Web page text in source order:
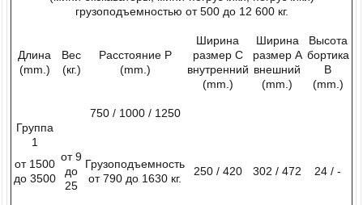
грузоподъемностью от 500 до 12 600 кг.
Длина
(mm.)
Вес
(кг.)
Расстояние Р
(mm.)
Ширина
размер С
внутренний
(mm.)
Ширина
размер А
внешний
(mm.)
Высота
бортика
В
(mm.)
750 / 1000 / 1250
Группа
1
от 1500
до 3500
от 9
до
25
Грузоподъемность
от 790 до 1630 кг.
250 / 420 302 / 472 24 / -